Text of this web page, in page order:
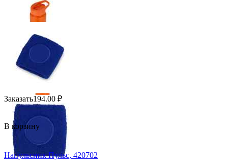
Заказать194.00 ₽
В корзину
Напульсник Пульс, 420702